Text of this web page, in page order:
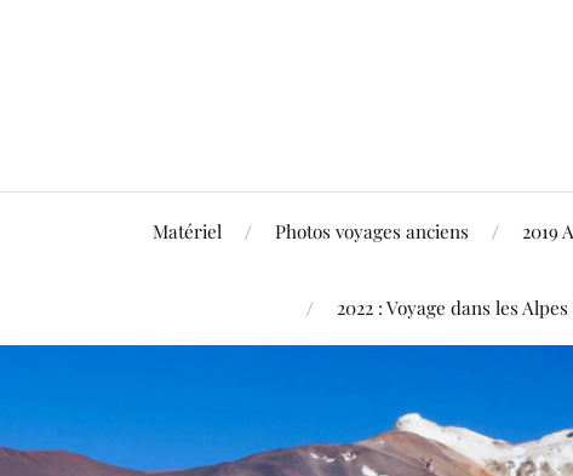
Matériel Photos voyages anciens 2019
2022 : Voyage dans les